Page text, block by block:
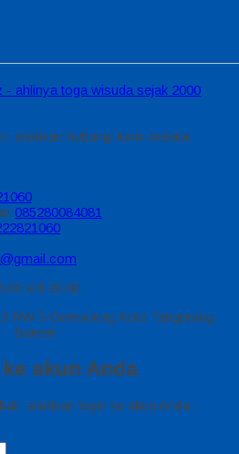
- ahlinya toga wisuda sejak 2000
silahkan hubungi kami melalui
085280084081
s/d 20.00
RW 5 Gerendeng Kota Tangerang
Banten
akun Anda
silahkan login ke akun Anda.